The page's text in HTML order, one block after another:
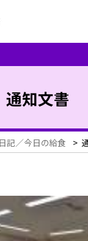
通知文書
記／今日の給食 >